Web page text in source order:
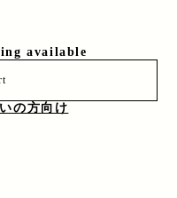
available
の方向け